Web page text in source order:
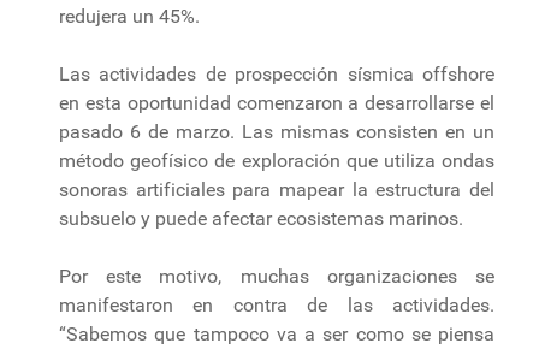
redujera un 45%.
Las actividades de prospección sísmica offshore
en esta oportunidad comenzaron a desarrollarse el
pasado 6 de marzo. Las mismas consisten en un
método geofísico de exploración que utiliza ondas
sonoras artificiales para mapear la estructura del
subsuelo y puede afectar ecosistemas marinos.
Por este motivo, muchas organizaciones se
manifestaron en contra de las actividades.
“Sabemos que tampoco va a ser como se piensa